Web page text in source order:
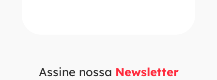
Assine nossa Newsletter